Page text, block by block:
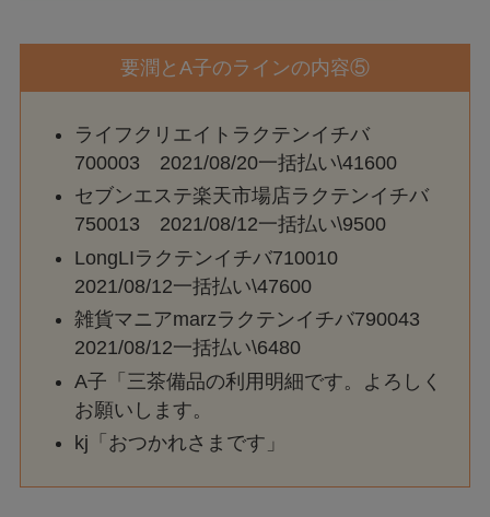
要潤とA子のラインの内容⑤
ライフクリエイトラクテンイチバ
700003 2021/08/20一括払い\41600
セブンエステ楽天市場店ラクテンイチバ
750013 2021/08/12一括払い\9500
LongLIラクテンイチバ710010
2021/08/12一括払い\47600
雑貨マニアmarzラクテンイチバ790043
2021/08/12一括払い\6480
A子「三茶備品の利用明細です。よろしく
お願いします。
kj「おつかれさまです」